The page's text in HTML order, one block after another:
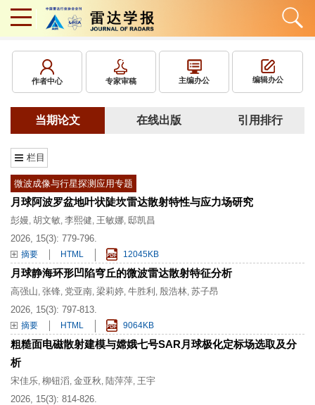
作者中心 专家审稿 主编办公 编辑办公
当期论文 在线出版 引用排行
栏目
微波成像与行星探测应用专题
月球阿波罗盆地叶状陡坎雷达散射特性与应力场研究
彭嫚, 胡文敏, 李熙健, 王敏娜, 邸凯昌
2026, 15(3): 779-796.
摘要 HTML 12045KB
月球静海环形凹陷穹丘的微波雷达散射特征分析
高强山, 张锋, 党亚南, 梁莉婷, 牛胜利 , 殷浩林, 苏子昂
2026, 15(3): 797-813.
摘要 HTML 9064KB
粗糙面电磁散射建模与嫦娥七号SAR月球极化定标场选取及分
析
宋佳乐, 柳钮滔, 金亚秋, 陆萍萍, 王宇
2026, 15(3): 814-826.